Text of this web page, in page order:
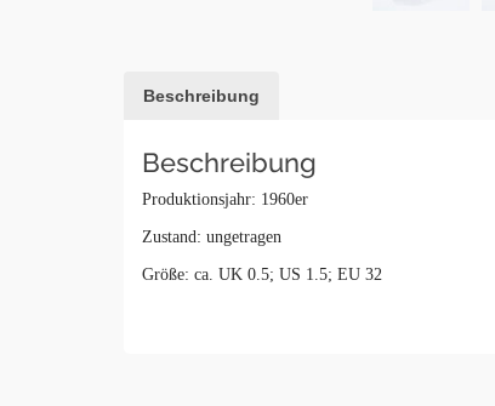
Beschreibung
Beschreibung
Produktionsjahr: 1960er
Zustand: ungetragen
Größe: ca. UK 0.5; US 1.5; EU 32